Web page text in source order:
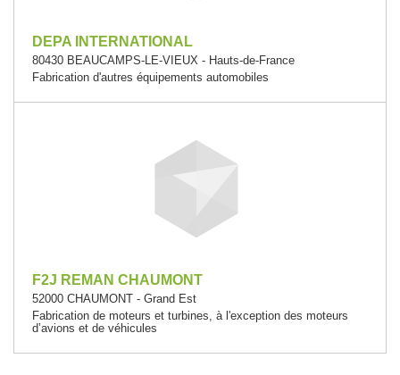
DEPA INTERNATIONAL
80430 BEAUCAMPS-LE-VIEUX - Hauts-de-France
Fabrication d'autres équipements automobiles
F2J REMAN CHAUMONT
52000 CHAUMONT - Grand Est
Fabrication de moteurs et turbines, à l'exception des moteurs
d’avions et de véhicules